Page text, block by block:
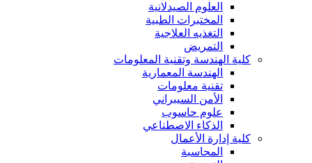
العلوم الصيدلانية
المختبرات الطبية
التغذيه العلاجية
التمريض
كلية الهندسة وتقنية المعلومات
الهندسة المعمارية
تقنية معلومات
الأمن السيبراني
علوم حاسوب
الذكاء الاصطناعي
كلية إدارة الأعمال
المحاسبة